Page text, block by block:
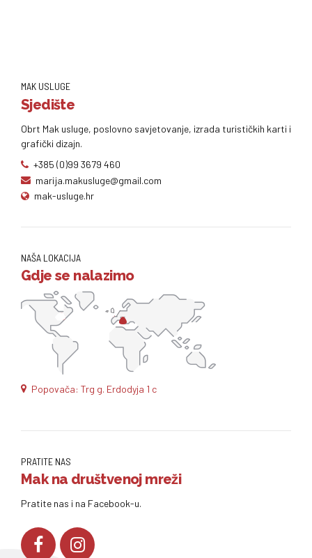
MAK USLUGE
Sjedište
Obrt Mak usluge, poslovno savjetovanje, izrada turističkih karti i
grafički dizajn.
+385 (0)99 3679 460
marija.makusluge@gmail.com
mak-usluge.hr
NAŠA LOKACIJA
Gdje se nalazimo
Popovača: Trg g. Erdodyja 1 c
PRATITE NAS
Mak na društvenoj mreži
Pratite nas i na Facebook-u.